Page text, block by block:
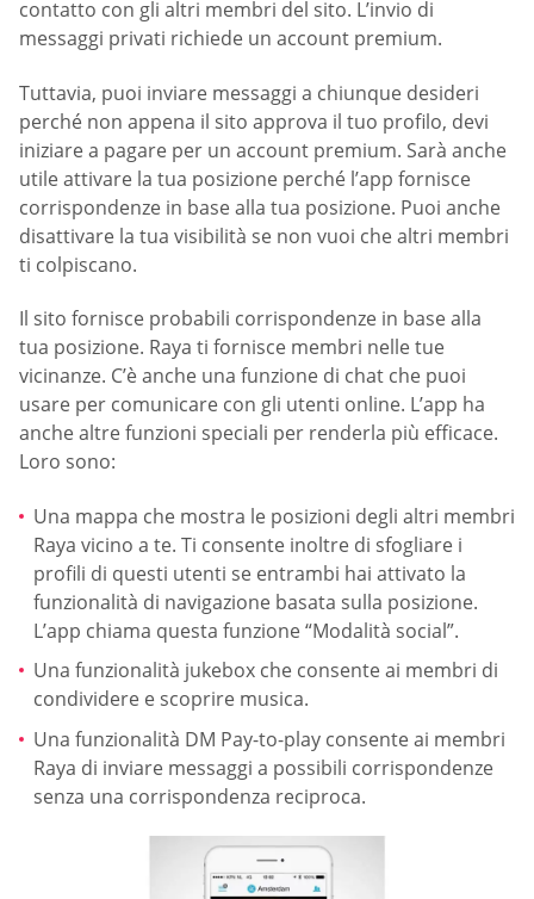
contatto con gli altri membri del sito. L’invio di
messaggi privati richiede un account premium.
Tuttavia, puoi inviare messaggi a chiunque desideri
perché non appena il sito approva il tuo profilo, devi
iniziare a pagare per un account premium. Sarà anche
utile attivare la tua posizione perché l’app fornisce
corrispondenze in base alla tua posizione. Puoi anche
disattivare la tua visibilità se non vuoi che altri membri
ti colpiscano.
Il sito fornisce probabili corrispondenze in base alla
tua posizione. Raya ti fornisce membri nelle tue
vicinanze. C’è anche una funzione di chat che puoi
usare per comunicare con gli utenti online. L’app ha
anche altre funzioni speciali per renderla più efficace.
Loro sono:
Una mappa che mostra le posizioni degli altri membri
Raya vicino a te. Ti consente inoltre di sfogliare i
profili di questi utenti se entrambi hai attivato la
funzionalità di navigazione basata sulla posizione.
L’app chiama questa funzione “Modalità social”.
Una funzionalità jukebox che consente ai membri di
condividere e scoprire musica.
Una funzionalità DM Pay-to-play consente ai membri
Raya di inviare messaggi a possibili corrispondenze
senza una corrispondenza reciproca.